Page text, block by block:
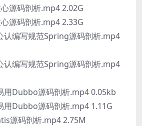
源码剖析.mp4 2.02G
源码剖析.mp4 2.33G
编写规范Spring源码剖析.mp4
编写规范Spring源码剖析.mp4
Dubbo源码剖析.mp4 0.05kb
Dubbo源码剖析.mp4 1.11G
源码剖析.mp4 2.75M